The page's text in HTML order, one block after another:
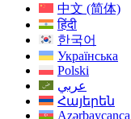
中文 (简体)
हिंदी
한국어
Українська
Polski
عربي
Հայերեն
Azərbaycanca